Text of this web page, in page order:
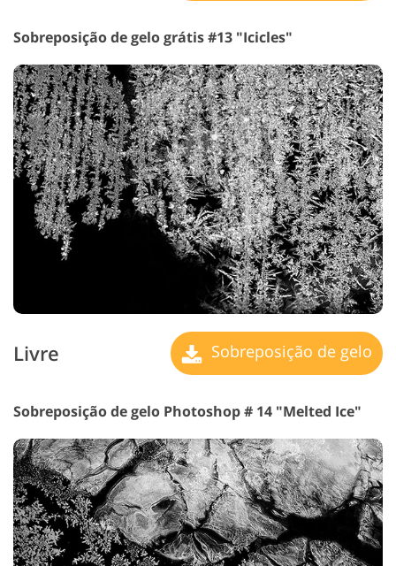
Sobreposição de gelo grátis #13 "Icicles"
Livre Sobreposição de gelo
Sobreposição de gelo Photoshop # 14 "Melted Ice"